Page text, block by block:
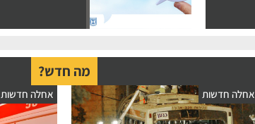
מה חדש?
אחלה חדשות אחלה חדשות